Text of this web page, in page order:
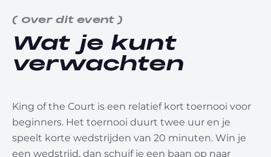
( Over dit event)
Wat je kunt
verwachten
King of the Court is een relatief kort toernooi voor
beginners. Het toernooi duurt twee uur en je
speelt korte wedstrijden van 20 minuten. Win je
een wedstrijd, dan schuif je een baan op naar